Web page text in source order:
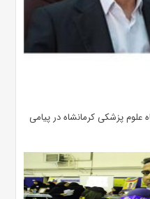
پزشکی کرمانشاه در پیامی